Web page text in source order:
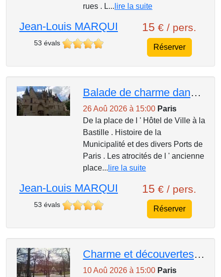
rues . L... lire la suite
Jean-Louis MARQUI
53 évals
15 € / pers.
Réserver
Balade de charme dans le sud du Marais .
26 Aoû 2026 à 15:00 Paris
De la place de l ' Hôtel de Ville à la
Bastille . Histoire de la
Municipalité et des divers Ports de
Paris . Les atrocités de l ' ancienne
place... lire la suite
Jean-Louis MARQUI
53 évals
15 € / pers.
Réserver
Charme et découvertes des petites rues du Marais .
10 Aoû 2026 à 15:00 Paris